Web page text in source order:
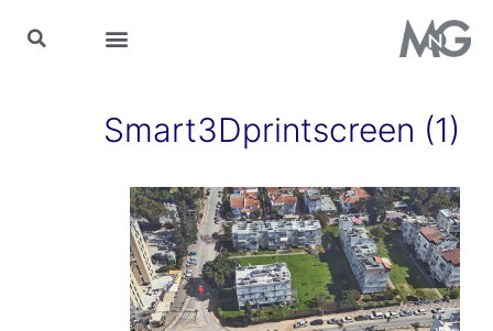
Smart3Dprintscreen (1)